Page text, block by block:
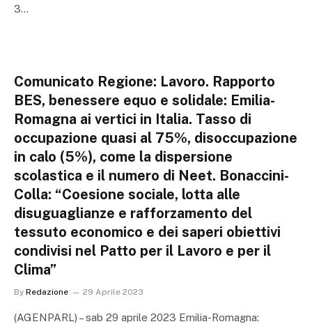
3…
Comunicato Regione: Lavoro. Rapporto
BES, benessere equo e solidale: Emilia-
Romagna ai vertici in Italia. Tasso di
occupazione quasi al 75%, disoccupazione
in calo (5%), come la dispersione
scolastica e il numero di Neet. Bonaccini-
Colla: “Coesione sociale, lotta alle
disuguaglianze e rafforzamento del
tessuto economico e dei saperi obiettivi
condivisi nel Patto per il Lavoro e per il
Clima”
By Redazione 29 Aprile 2023
(AGENPARL) – sab 29 aprile 2023 Emilia-Romagna: